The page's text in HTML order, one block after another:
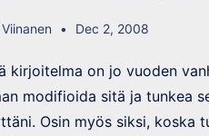
Dec 2, 2008
kirjoitelma on jo vuoden
modifioida sitä ja tunkea
Osin myös siksi, koska